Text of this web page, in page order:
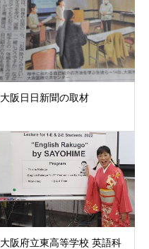
大阪日日新聞の取材
大阪府立東高等学校 英語科